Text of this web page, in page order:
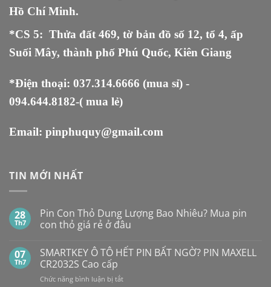
Hồ Chí Minh.
*CS 5: Thửa đất 469, tờ bản đồ số 12, tổ 4, ấp
Suối Mây, thành phố Phú Quốc, Kiên Giang
*Điện thoại: 037.314.6666 (mua sỉ) -
094.644.8182-( mua lẻ)
Email: pinphuquy@gmail.com
TIN MỚI NHẤT
28
Th7
Pin Con Thỏ Dung Lượng Bao Nhiêu? Mua pin
con thỏ giá rẻ ở đâu
bình
luận
ở
Pin
Con
07
Th7
SMARTKEY Ô TÔ HẾT PIN BẤT NGỜ? PIN MAXELL
CR2032S Cao cấp
Chức năng bình luận bị tắtở